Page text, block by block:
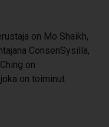
on Mo Shaikh,
ConsenSysillä,
on
on toiminut